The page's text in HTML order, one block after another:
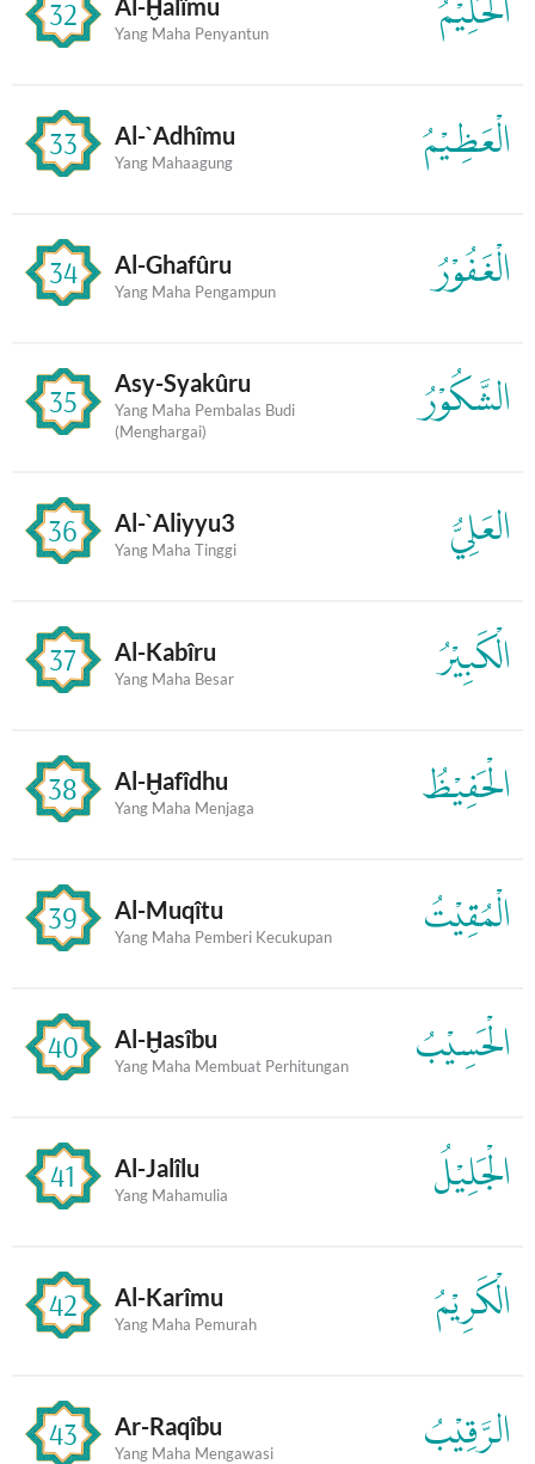
32
Yang Maha Penyantun الْحَلِيْمُ
33 Al-`Adhîmu
Yang Mahaagung الْعَظِيْمُ
34 Al-Ghafûru
Yang Maha Pengampun الْغَفُوْرُ
35 Asy-Syakûru
Yang Maha Pembalas Budi
(Menghargai)
الشَّكُوْرُ
36 Al-`Aliyyu3
Yang Maha Tinggi العَلِيُّ
37 Al-Kabîru
Yang Maha Besar الْكَبِيْرُ
38 Al-Ḫafîdhu
Yang Maha Menjaga الْحَفِيْظُ
39 Al-Muqîtu
Yang Maha Pemberi Kecukupan الْمُقِيْتُ
40 Al-Ḫasîbu
Yang Maha Membuat Perhitungan الْحَسِيْبُ
41 Al-Jalîlu
Yang Mahamulia الْجَلِيْلُ
42 Al-Karîmu
Yang Maha Pemurah الْكَرِيْمُ
43 Ar-Raqîbu
Yang Maha Mengawasi الرَّقِيْبُ